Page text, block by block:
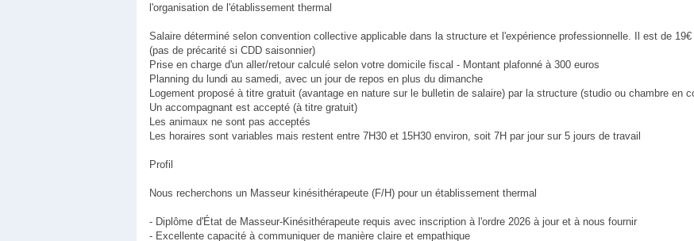
l'organisation de l'établissement thermal
Salaire déterminé selon convention collective applicable dans la structure et l'expérience professionnelle. Il est de
(pas de précarité si CDD saisonnier)
Prise en charge d'un aller/retour calculé selon votre domicile fiscal - Montant plafonné à 300 euros
Planning du lundi au samedi, avec un jour de repos en plus du dimanche
Logement proposé à titre gratuit (avantage en nature sur le bulletin de salaire) par la structure (studio ou chambre en
Un accompagnant est accepté (à titre gratuit)
Les animaux ne sont pas acceptés
Les horaires sont variables mais restent entre 7H30 et 15H30 environ, soit 7H par jour sur 5 jours de travail
Profil
Nous recherchons un Masseur kinésithérapeute (F/H) pour un établissement thermal
- Diplôme d'État de Masseur-Kinésithérapeute requis avec inscription à l'ordre 2026 à jour et à nous fournir
- Excellente capacité à communiquer de manière claire et empathique